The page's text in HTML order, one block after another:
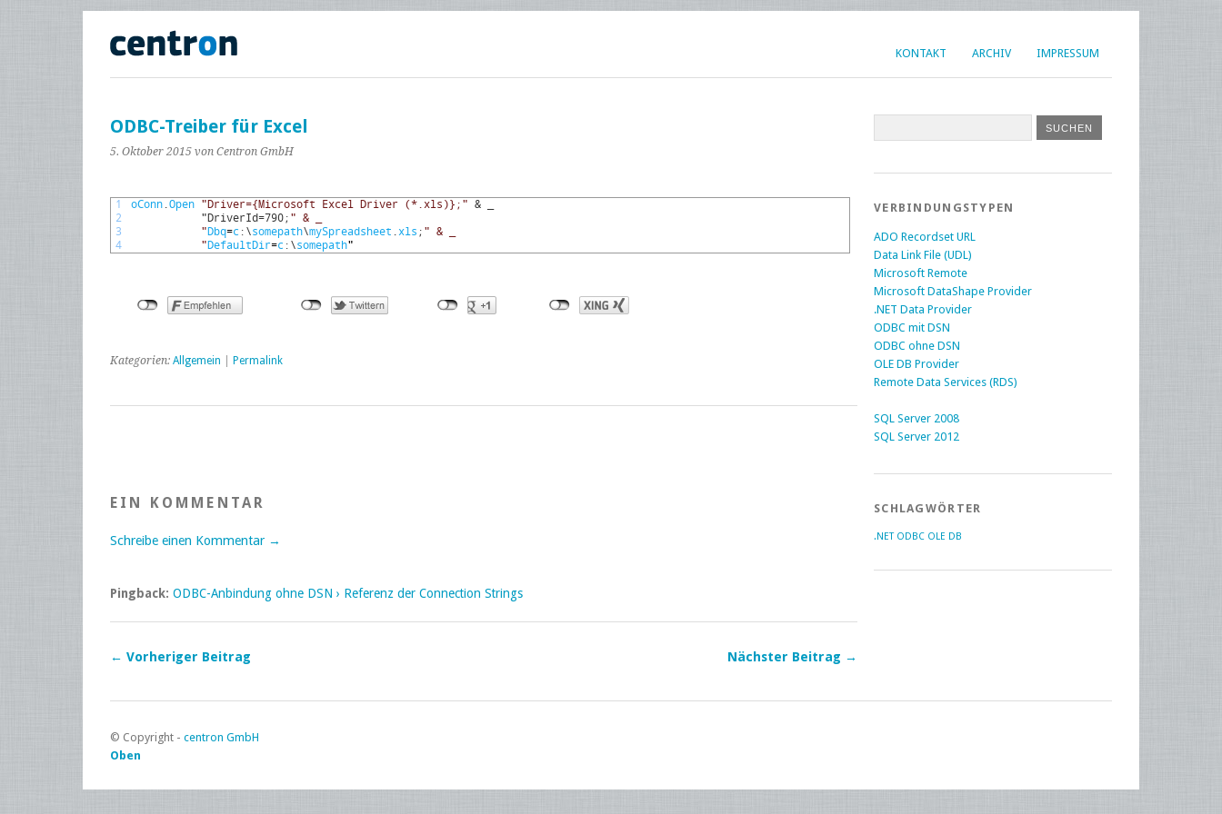
KONTAKT ARCHIV IMPRESSUM
ODBC-Treiber für Excel
5. Oktober 2015 von Centron GmbH
1
2
3
4
oConn.Open "Driver={Microsoft Excel Driver (*.xls)};" & _
"DriverId=790; " & _
"Dbq=c : \somepath\mySpreadsheet .xls ; " & _
"DefaultDir=c : \somepath"
Kategorien: Allgemein Permalink
EIN KOMMENTAR
Schreibe einen Kommentar →
Pingback: ODBC-Anbindung ohne DSN › Referenz der Connection Strings
← Vorheriger Beitrag Nächster Beitrag →
VERBINDUNGSTYPEN
ADO Recordset URL
Data Link File (UDL)
Microsoft Remote
Microsoft DataShape Provider
.NET Data Provider
ODBC mit DSN
ODBC ohne DSN
OLE DB Provider
Remote Data Services (RDS)
SQL Server 2008
SQL Server 2012
SCHLAGWÖRTER
.NET ODBC OLE DB
© Copyright - centron GmbH
Oben